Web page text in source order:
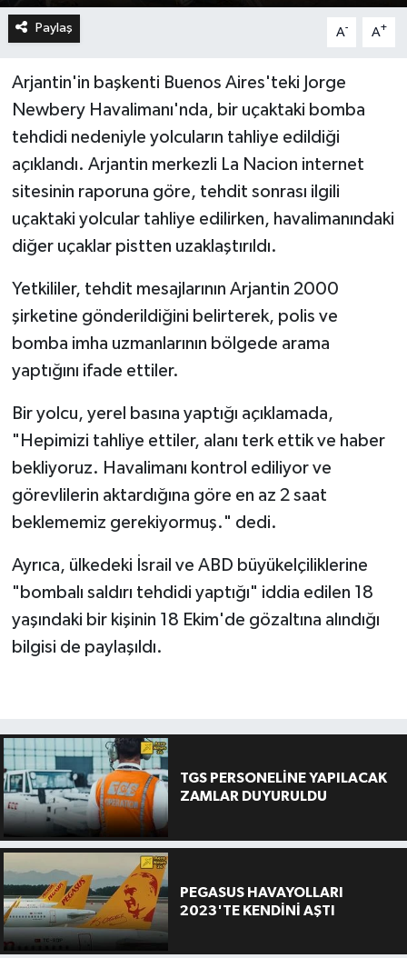
Paylaş A- A+
Arjantin'in başkenti Buenos Aires'teki Jorge
Newbery Havalimanı'nda, bir uçaktaki bomba
tehdidi nedeniyle yolcuların tahliye edildiği
açıklandı. Arjantin merkezli La Nacion internet
sitesinin raporuna göre, tehdit sonrası ilgili
uçaktaki yolcular tahliye edilirken, havalimanındaki
diğer uçaklar pistten uzaklaştırıldı.
Yetkililer, tehdit mesajlarının Arjantin 2000
şirketine gönderildiğini belirterek, polis ve
bomba imha uzmanlarının bölgede arama
yaptığını ifade ettiler.
Bir yolcu, yerel basına yaptığı açıklamada,
"Hepimizi tahliye ettiler, alanı terk ettik ve haber
bekliyoruz. Havalimanı kontrol ediliyor ve
görevlilerin aktardığına göre en az 2 saat
beklememiz gerekiyormuş." dedi.
Ayrıca, ülkedeki İsrail ve ABD büyükelçiliklerine
"bombalı saldırı tehdidi yaptığı" iddia edilen 18
yaşındaki bir kişinin 18 Ekim'de gözaltına alındığı
bilgisi de paylaşıldı.
TGS PERSONELİNE YAPILACAK
ZAMLAR DUYURULDU
PEGASUS HAVAYOLLARI
2023'TE KENDİNİ AŞTI